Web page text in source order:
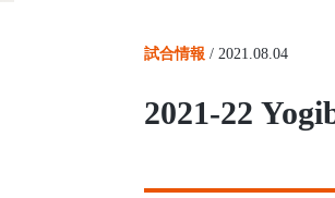
試合情報 / 2021.08.04
2021-22